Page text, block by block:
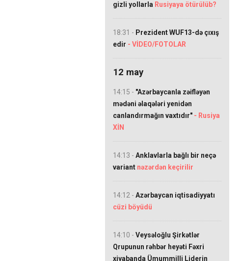
gizli yollarla Rusiyaya ötürülüb?
18:31 - Prezident WUF13-də çıxış
edir - VİDEO/FOTOLAR
12 may
14:15 - "Azərbaycanla zəifləyən
mədəni əlaqələri yenidən
canlandırmağın vaxtıdır" - Rusiya
XİN
14:13 - Anklavlarla bağlı bir neçə
variant nəzərdən keçirilir
14:12 - Azərbaycan iqtisadiyyatı
cüzi böyüdü
14:10 - Veysəloğlu Şirkətlər
Qrupunun rəhbər heyəti Fəxri
xiyabanda Ümummilli Liderin